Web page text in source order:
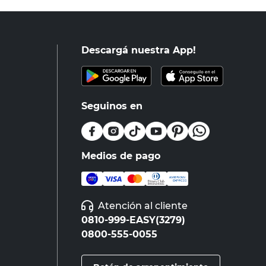
Descargá nuestra App!
Seguinos en
Medios de pago
Atención al cliente
0810-999-EASY(3279)
0800-555-0055